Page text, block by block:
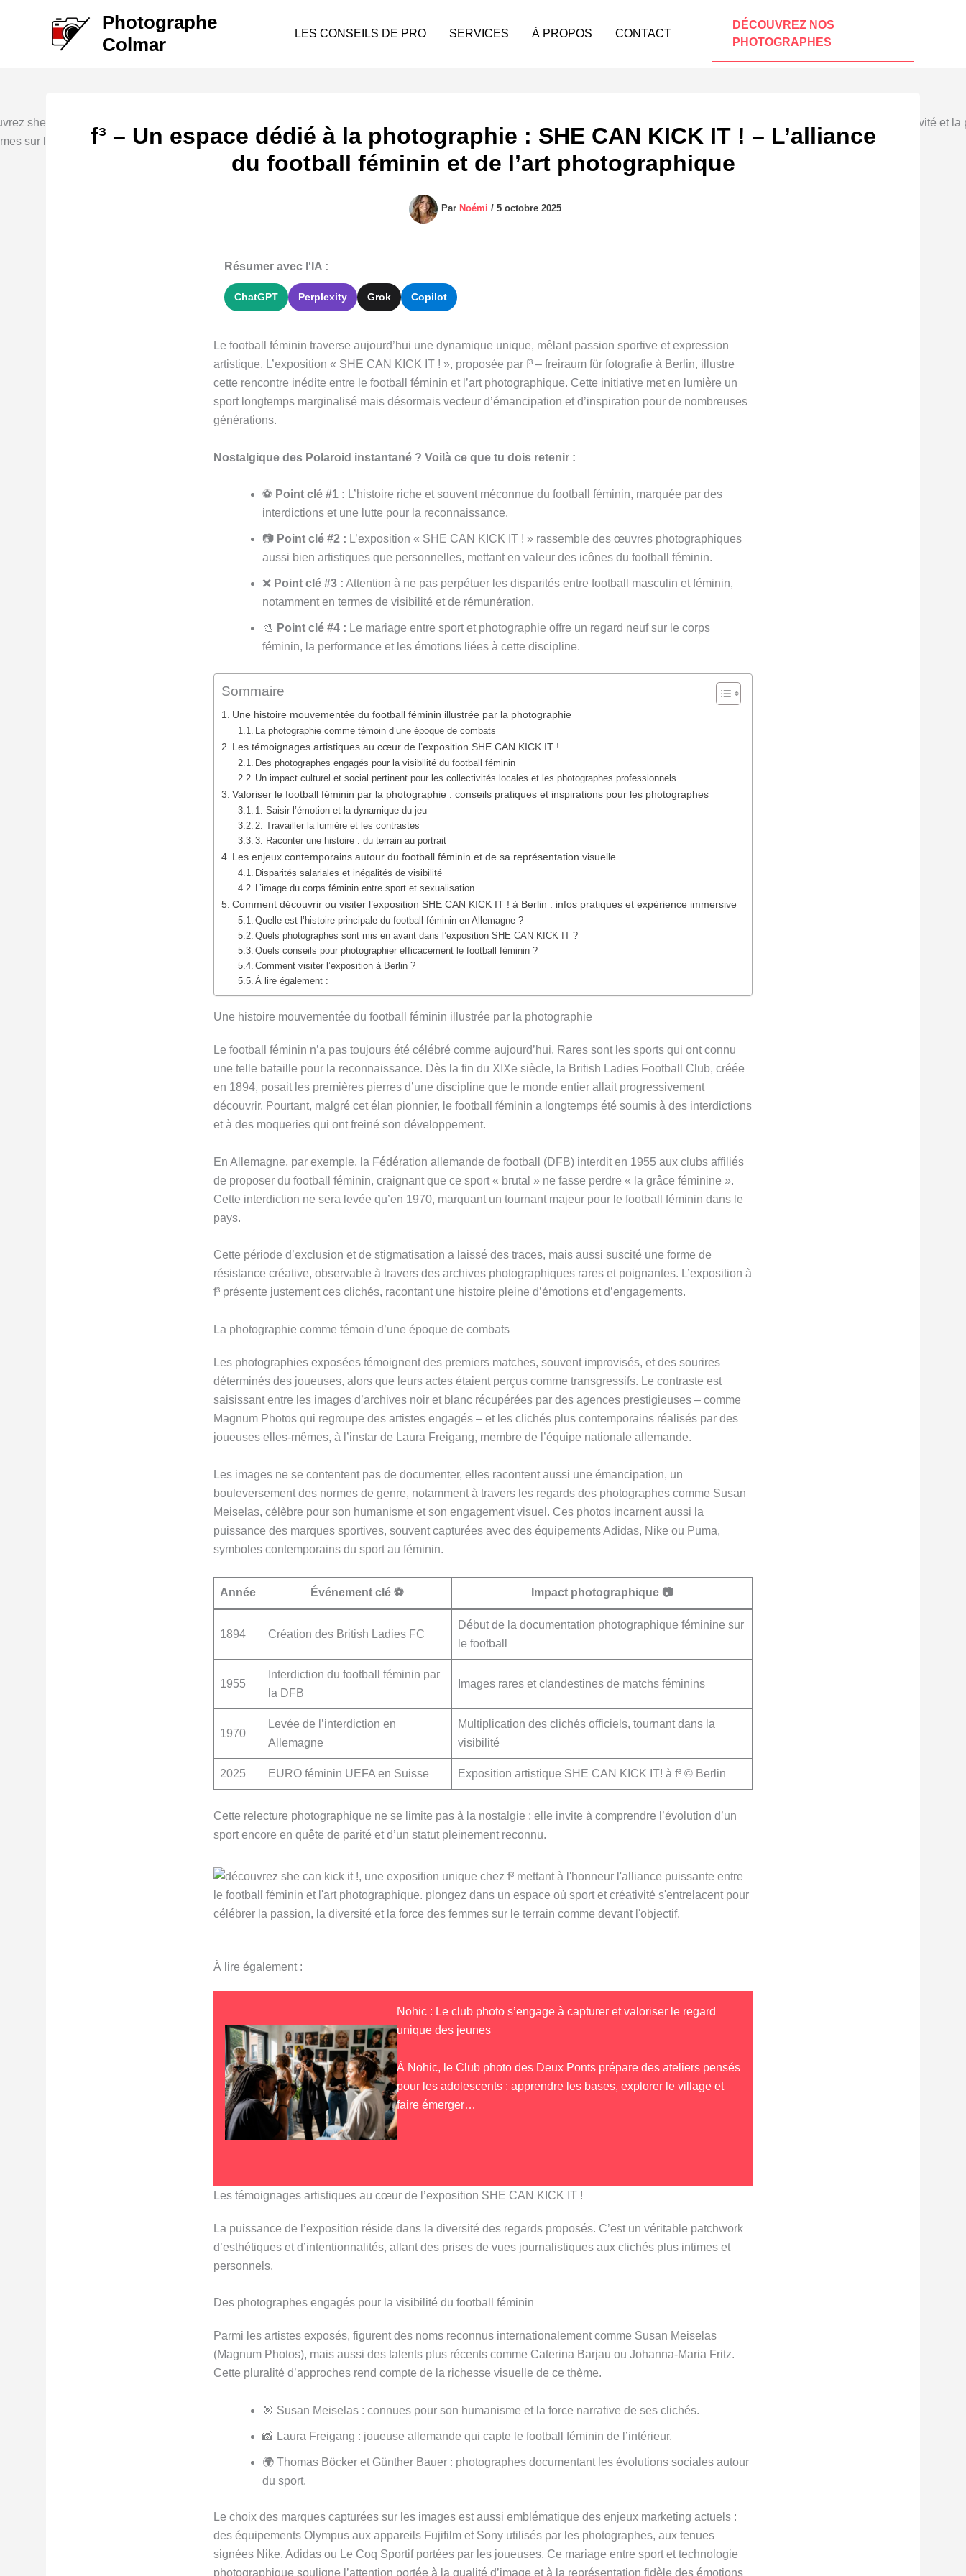
Photographe
Colmar
LES CONSEILS DE PRO SERVICES À PROPOS CONTACT
DÉCOUVREZ NOS
PHOTOGRAPHES
f³ – Un espace dédié à la photographie : SHE CAN KICK IT ! – L’alliance
du football féminin et de l’art photographique
Par Noémi / 5 octobre 2025
Résumer avec l'IA :
ChatGPT Perplexity Grok Copilot
Le football féminin traverse aujourd’hui une dynamique unique, mêlant passion sportive et expression
artistique. L’exposition « SHE CAN KICK IT ! », proposée par f³ – freiraum für fotografie à Berlin, illustre
cette rencontre inédite entre le football féminin et l’art photographique. Cette initiative met en lumière un
sport longtemps marginalisé mais désormais vecteur d’émancipation et d’inspiration pour de nombreuses
générations.
Nostalgique des Polaroid instantané ? Voilà ce que tu dois retenir :
⚽ Point clé #1 : L’histoire riche et souvent méconnue du football féminin, marquée par des
interdictions et une lutte pour la reconnaissance.
📷 Point clé #2 : L’exposition « SHE CAN KICK IT ! » rassemble des œuvres photographiques
aussi bien artistiques que personnelles, mettant en valeur des icônes du football féminin.
❌ Point clé #3 : Attention à ne pas perpétuer les disparités entre football masculin et féminin,
notamment en termes de visibilité et de rémunération.
🎨 Point clé #4 : Le mariage entre sport et photographie offre un regard neuf sur le corps
féminin, la performance et les émotions liées à cette discipline.
Sommaire
Une histoire mouvementée du football féminin illustrée par la photographie
La photographie comme témoin d’une époque de combats
Les témoignages artistiques au cœur de l’exposition SHE CAN KICK IT !
Des photographes engagés pour la visibilité du football féminin
Un impact culturel et social pertinent pour les collectivités locales et les photographes professionnels
Valoriser le football féminin par la photographie : conseils pratiques et inspirations pour les photographes
1. Saisir l’émotion et la dynamique du jeu
2. Travailler la lumière et les contrastes
3. Raconter une histoire : du terrain au portrait
Les enjeux contemporains autour du football féminin et de sa représentation visuelle
Disparités salariales et inégalités de visibilité
L’image du corps féminin entre sport et sexualisation
Comment découvrir ou visiter l’exposition SHE CAN KICK IT ! à Berlin : infos pratiques et expérience immersive
Quelle est l’histoire principale du football féminin en Allemagne ?
Quels photographes sont mis en avant dans l’exposition SHE CAN KICK IT ?
Quels conseils pour photographier efficacement le football féminin ?
Comment visiter l’exposition à Berlin ?
À lire également :
Une histoire mouvementée du football féminin illustrée par la photographie
Le football féminin n’a pas toujours été célébré comme aujourd’hui. Rares sont les sports qui ont connu
une telle bataille pour la reconnaissance. Dès la fin du XIXe siècle, la British Ladies Football Club, créée
en 1894, posait les premières pierres d’une discipline que le monde entier allait progressivement
découvrir. Pourtant, malgré cet élan pionnier, le football féminin a longtemps été soumis à des interdictions
et à des moqueries qui ont freiné son développement.
En Allemagne, par exemple, la Fédération allemande de football (DFB) interdit en 1955 aux clubs affiliés
de proposer du football féminin, craignant que ce sport « brutal » ne fasse perdre « la grâce féminine ».
Cette interdiction ne sera levée qu’en 1970, marquant un tournant majeur pour le football féminin dans le
pays.
Cette période d’exclusion et de stigmatisation a laissé des traces, mais aussi suscité une forme de
résistance créative, observable à travers des archives photographiques rares et poignantes. L’exposition à
f³ présente justement ces clichés, racontant une histoire pleine d’émotions et d’engagements.
La photographie comme témoin d’une époque de combats
Les photographies exposées témoignent des premiers matches, souvent improvisés, et des sourires
déterminés des joueuses, alors que leurs actes étaient perçus comme transgressifs. Le contraste est
saisissant entre les images d’archives noir et blanc récupérées par des agences prestigieuses – comme
Magnum Photos qui regroupe des artistes engagés – et les clichés plus contemporains réalisés par des
joueuses elles-mêmes, à l’instar de Laura Freigang, membre de l’équipe nationale allemande.
Les images ne se contentent pas de documenter, elles racontent aussi une émancipation, un
bouleversement des normes de genre, notamment à travers les regards des photographes comme Susan
Meiselas, célèbre pour son humanisme et son engagement visuel. Ces photos incarnent aussi la
puissance des marques sportives, souvent capturées avec des équipements Adidas, Nike ou Puma,
symboles contemporains du sport au féminin.
Année Événement clé ⚽ Impact photographique 📷
1894 Création des British Ladies FC
Début de la documentation photographique féminine sur
le football
1955
Interdiction du football féminin par
la DFB
Images rares et clandestines de matchs féminins
1970
Levée de l’interdiction en
Allemagne
Multiplication des clichés officiels, tournant dans la
visibilité
2025 EURO féminin UEFA en Suisse Exposition artistique SHE CAN KICK IT! à f³ © Berlin
Cette relecture photographique ne se limite pas à la nostalgie ; elle invite à comprendre l’évolution d’un
sport encore en quête de parité et d’un statut pleinement reconnu.
À lire également :
Nohic : Le club photo s’engage à capturer et valoriser le regard
unique des jeunes
À Nohic, le Club photo des Deux Ponts prépare des ateliers pensés
pour les adolescents : apprendre les bases, explorer le village et
faire émerger…
Les témoignages artistiques au cœur de l’exposition SHE CAN KICK IT !
La puissance de l’exposition réside dans la diversité des regards proposés. C’est un véritable patchwork
d’esthétiques et d’intentionnalités, allant des prises de vues journalistiques aux clichés plus intimes et
personnels.
Des photographes engagés pour la visibilité du football féminin
Parmi les artistes exposés, figurent des noms reconnus internationalement comme Susan Meiselas
(Magnum Photos), mais aussi des talents plus récents comme Caterina Barjau ou Johanna-Maria Fritz.
Cette pluralité d’approches rend compte de la richesse visuelle de ce thème.
🎯 Susan Meiselas : connues pour son humanisme et la force narrative de ses clichés.
📸 Laura Freigang : joueuse allemande qui capte le football féminin de l’intérieur.
🌍 Thomas Böcker et Günther Bauer : photographes documentant les évolutions sociales autour
du sport.
Le choix des marques capturées sur les images est aussi emblématique des enjeux marketing actuels :
des équipements Olympus aux appareils Fujifilm et Sony utilisés par les photographes, aux tenues
signées Nike, Adidas ou Le Coq Sportif portées par les joueuses. Ce mariage entre sport et technologie
photographique souligne l’attention portée à la qualité d’image et à la représentation fidèle des émotions